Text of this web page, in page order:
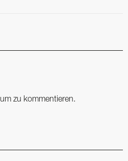
um zu kommentieren.